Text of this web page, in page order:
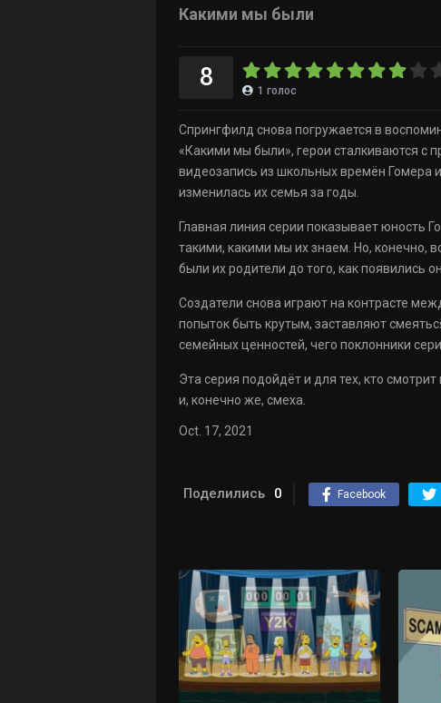
Какими мы были
8 1 голос
Спрингфилд снова погружается в
«Какими мы были», герои сталкиваются с
видеозапись из школьных времён Гомера
изменилась их семья за годы.
Главная линия серии показывает
такими, какими мы их знаем. Но, конечно,
были их родители до того, как появились
Создатели снова играют на контрасте
попыток быть крутым, заставляют
семейных ценностей, чего поклонники
Эта серия подойдёт и для тех, кто
и, конечно же, смеха.
Oct. 17, 2021
Поделились 0 Facebook